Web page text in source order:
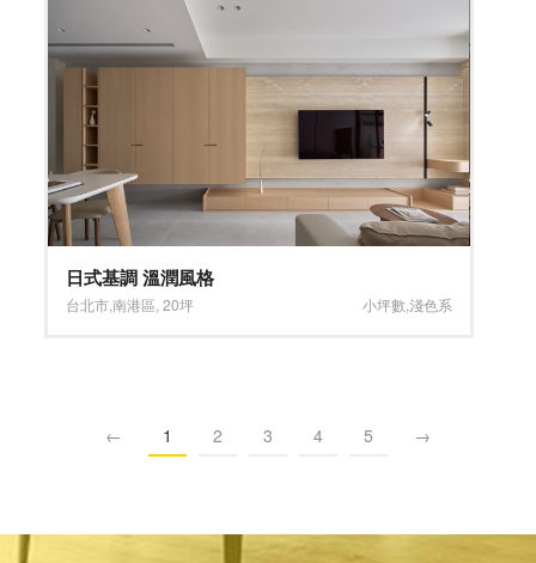
日式基調 溫潤風格
台北市,南港區 ,20坪 小坪數 淺色系
← 1 2 3 4 5 →